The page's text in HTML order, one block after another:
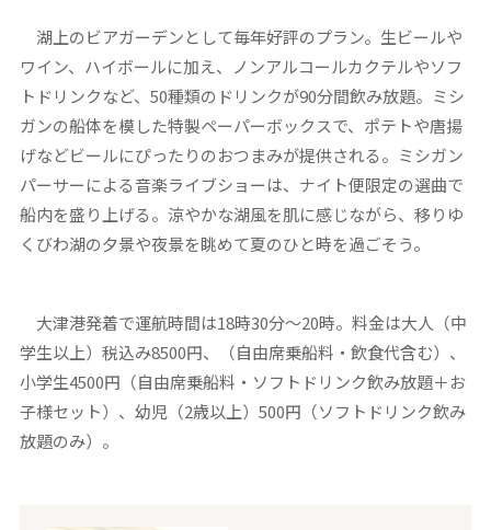
湖上のビアガーデンとして毎年好評のプラン。生ビールや
ワイン、ハイボールに加え、ノンアルコールカクテルやソフ
トドリンクなど、50種類のドリンクが90分間飲み放題。ミシ
ガンの船体を模した特製ペーパーボックスで、ポテトや唐揚
げなどビールにぴったりのおつまみが提供される。ミシガン
パーサーによる音楽ライブショーは、ナイト便限定の選曲で
船内を盛り上げる。涼やかな湖風を肌に感じながら、移りゆ
くびわ湖の夕景や夜景を眺めて夏のひと時を過ごそう。
大津港発着で運航時間は18時30分～20時。料金は大人（中
学生以上）税込み8500円、（自由席乗船料・飲食代含む）、
小学生4500円（自由席乗船料・ソフトドリンク飲み放題＋お
子様セット）、幼児（2歳以上）500円（ソフトドリンク飲み
放題のみ）。